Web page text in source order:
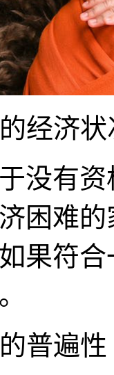
经济状
有资
困难
果符
普遍性